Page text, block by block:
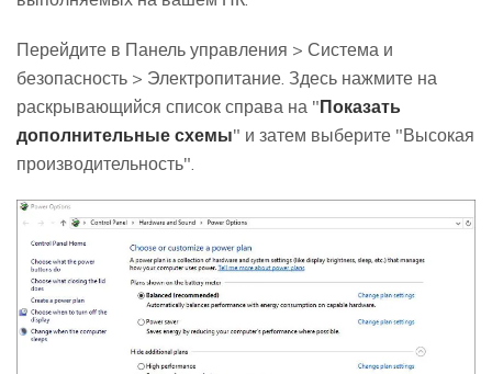
Перейдите в Панель управления > Система и
безопасность > Электропитание. Здесь нажмите на
раскрывающийся список справа на "Показать
дополнительные схемы" и затем выберите "Высокая
производительность".